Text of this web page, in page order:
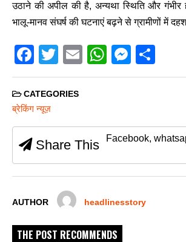
उठाने की अपील की है, अन्यथा स्थिति और
भालू-मानव संघर्ष की घटनाएं बढ़ने से ग्रामीणों में
F
a
c
e
b
o
o
T
wi
tt
E
m
W
h
A
p
M
e
n
er
h
CATEGORIES
ब्रेकिंग न्यूज़
Share This Facebook,
AUTHOR headlinesstory
THE POST RECOMMENDS